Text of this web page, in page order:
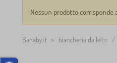
Nessun prodotto corrisponde
Banaby.it » biancheria da letto /